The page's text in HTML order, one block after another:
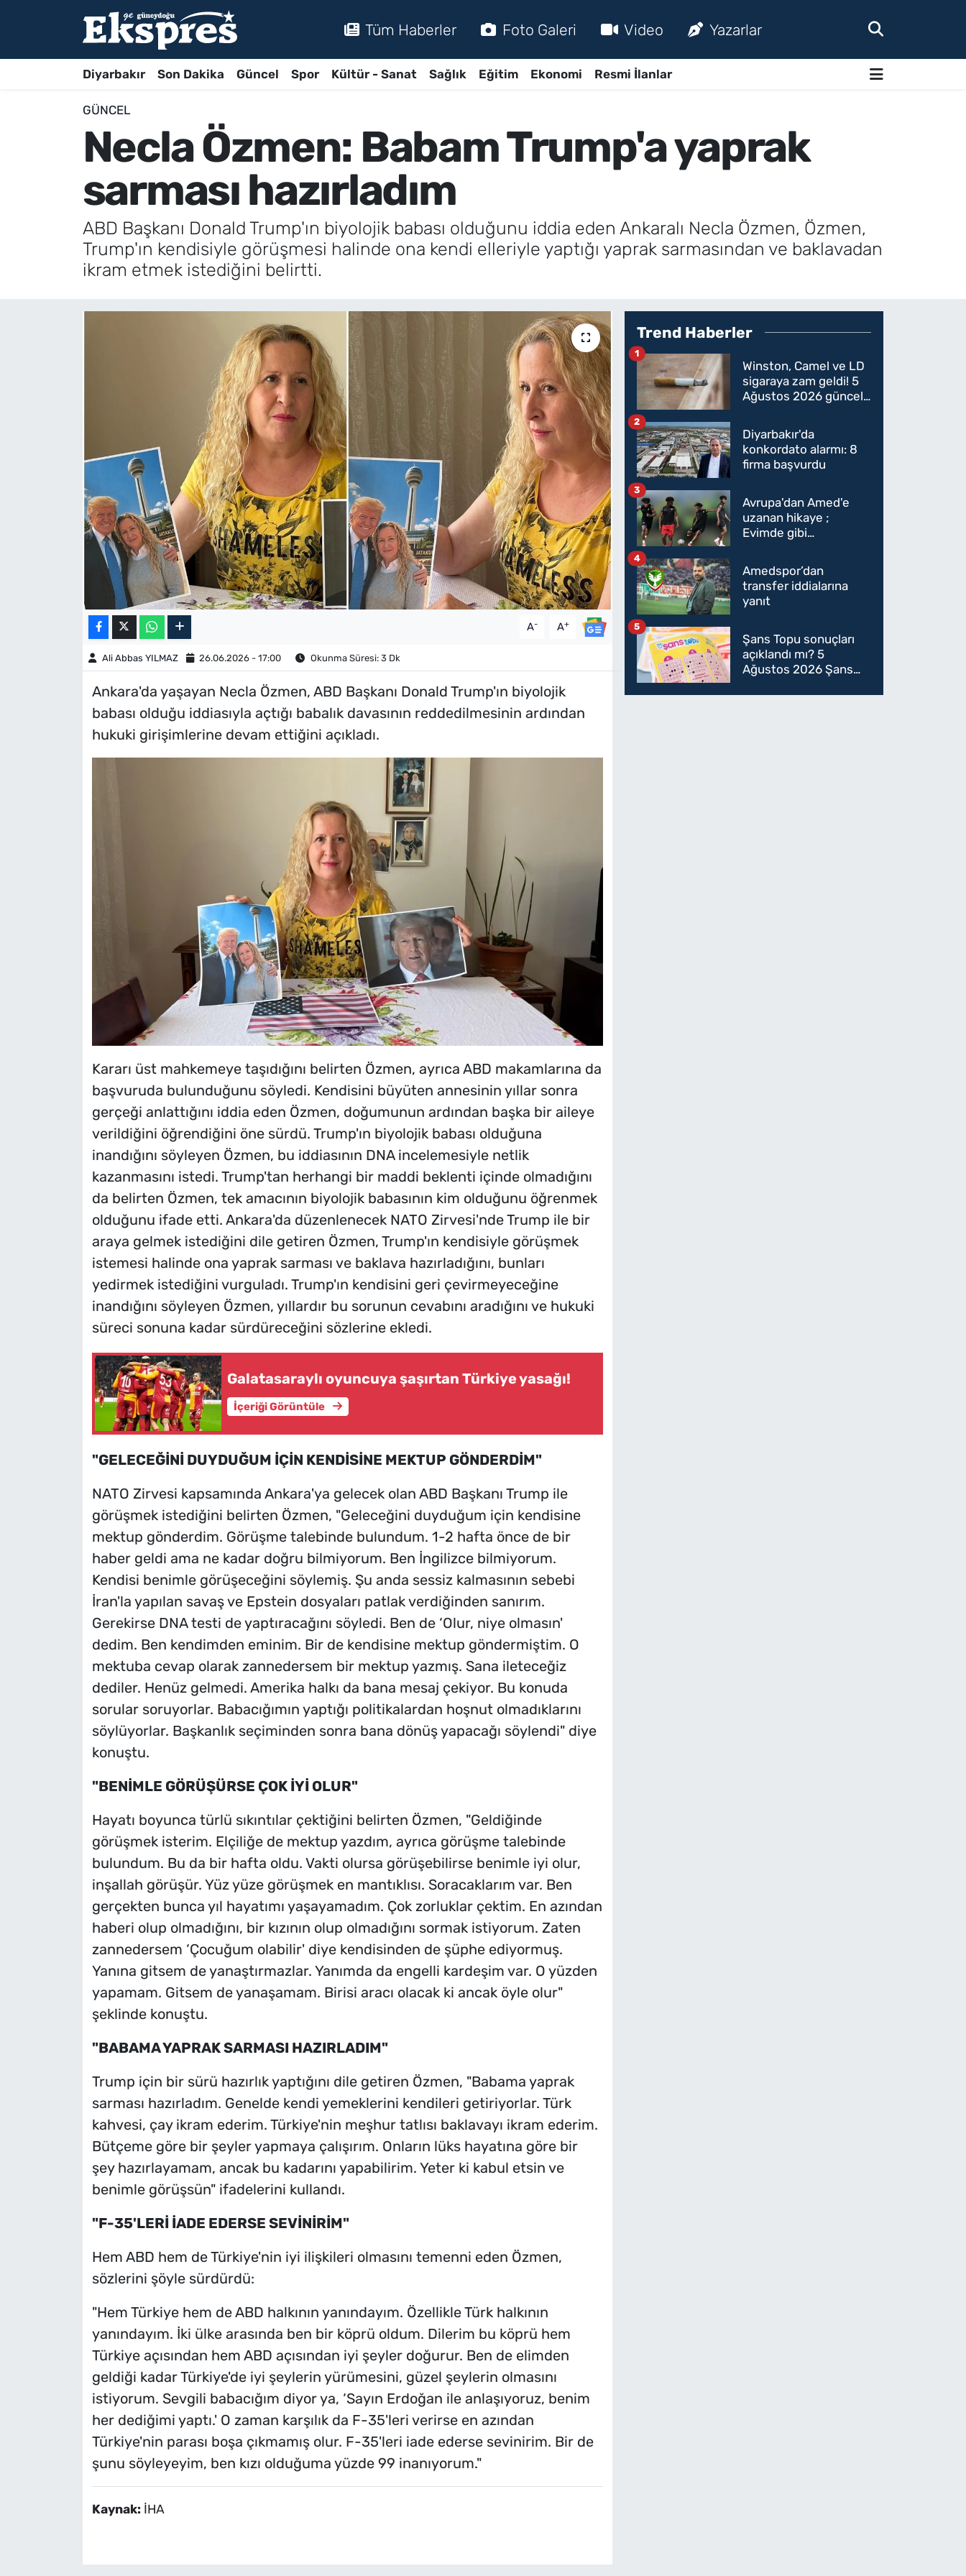
Tüm Haberler Foto Galeri Video Yazarlar
Diyarbakır Son Dakika Güncel Spor Kültür - Sanat Sağlık Eğitim Ekonomi Resmi İlanlar
GÜNCEL
Necla Özmen: Babam Trump'a yaprak
sarması hazırladım
ABD Başkanı Donald Trump'ın biyolojik babası olduğunu iddia eden Ankaralı Necla Özmen, Özmen,
Trump'ın kendisiyle görüşmesi halinde ona kendi elleriyle yaptığı yaprak sarmasından ve baklavadan
ikram etmek istediğini belirtti.
A- A+
Ali Abbas YILMAZ 26.06.2026 - 17:00 Okunma Süresi: 3 Dk
Ankara'da yaşayan Necla Özmen, ABD Başkanı Donald Trump'ın biyolojik
babası olduğu iddiasıyla açtığı babalık davasının reddedilmesinin ardından
hukuki girişimlerine devam ettiğini açıkladı.
Kararı üst mahkemeye taşıdığını belirten Özmen, ayrıca ABD makamlarına da
başvuruda bulunduğunu söyledi. Kendisini büyüten annesinin yıllar sonra
gerçeği anlattığını iddia eden Özmen, doğumunun ardından başka bir aileye
verildiğini öğrendiğini öne sürdü. Trump'ın biyolojik babası olduğuna
inandığını söyleyen Özmen, bu iddiasının DNA incelemesiyle netlik
kazanmasını istedi. Trump'tan herhangi bir maddi beklenti içinde olmadığını
da belirten Özmen, tek amacının biyolojik babasının kim olduğunu öğrenmek
olduğunu ifade etti. Ankara'da düzenlenecek NATO Zirvesi'nde Trump ile bir
araya gelmek istediğini dile getiren Özmen, Trump'ın kendisiyle görüşmek
istemesi halinde ona yaprak sarması ve baklava hazırladığını, bunları
yedirmek istediğini vurguladı. Trump'ın kendisini geri çevirmeyeceğine
inandığını söyleyen Özmen, yıllardır bu sorunun cevabını aradığını ve hukuki
süreci sonuna kadar sürdüreceğini sözlerine ekledi.
Galatasaraylı oyuncuya şaşırtan Türkiye yasağı!
İçeriği Görüntüle
"GELECEĞİNİ DUYDUĞUM İÇİN KENDİSİNE MEKTUP GÖNDERDİM"
NATO Zirvesi kapsamında Ankara'ya gelecek olan ABD Başkanı Trump ile
görüşmek istediğini belirten Özmen, "Geleceğini duyduğum için kendisine
mektup gönderdim. Görüşme talebinde bulundum. 1-2 hafta önce de bir
haber geldi ama ne kadar doğru bilmiyorum. Ben İngilizce bilmiyorum.
Kendisi benimle görüşeceğini söylemiş. Şu anda sessiz kalmasının sebebi
İran'la yapılan savaş ve Epstein dosyaları patlak verdiğinden sanırım.
Gerekirse DNA testi de yaptıracağını söyledi. Ben de ‘Olur, niye olmasın'
dedim. Ben kendimden eminim. Bir de kendisine mektup göndermiştim. O
mektuba cevap olarak zannedersem bir mektup yazmış. Sana ileteceğiz
dediler. Henüz gelmedi. Amerika halkı da bana mesaj çekiyor. Bu konuda
sorular soruyorlar. Babacığımın yaptığı politikalardan hoşnut olmadıklarını
söylüyorlar. Başkanlık seçiminden sonra bana dönüş yapacağı söylendi" diye
konuştu.
"BENİMLE GÖRÜŞÜRSE ÇOK İYİ OLUR"
Hayatı boyunca türlü sıkıntılar çektiğini belirten Özmen, "Geldiğinde
görüşmek isterim. Elçiliğe de mektup yazdım, ayrıca görüşme talebinde
bulundum. Bu da bir hafta oldu. Vakti olursa görüşebilirse benimle iyi olur,
inşallah görüşür. Yüz yüze görüşmek en mantıklısı. Soracaklarım var. Ben
gerçekten bunca yıl hayatımı yaşayamadım. Çok zorluklar çektim. En azından
haberi olup olmadığını, bir kızının olup olmadığını sormak istiyorum. Zaten
zannedersem ‘Çocuğum olabilir' diye kendisinden de şüphe ediyormuş.
Yanına gitsem de yanaştırmazlar. Yanımda da engelli kardeşim var. O yüzden
yapamam. Gitsem de yanaşamam. Birisi aracı olacak ki ancak öyle olur"
şeklinde konuştu.
"BABAMA YAPRAK SARMASI HAZIRLADIM"
Trump için bir sürü hazırlık yaptığını dile getiren Özmen, "Babama yaprak
sarması hazırladım. Genelde kendi yemeklerini kendileri getiriyorlar. Türk
kahvesi, çay ikram ederim. Türkiye'nin meşhur tatlısı baklavayı ikram ederim.
Bütçeme göre bir şeyler yapmaya çalışırım. Onların lüks hayatına göre bir
şey hazırlayamam, ancak bu kadarını yapabilirim. Yeter ki kabul etsin ve
benimle görüşsün" ifadelerini kullandı.
"F-35'LERİ İADE EDERSE SEVİNİRİM"
Hem ABD hem de Türkiye'nin iyi ilişkileri olmasını temenni eden Özmen,
sözlerini şöyle sürdürdü:
"Hem Türkiye hem de ABD halkının yanındayım. Özellikle Türk halkının
yanındayım. İki ülke arasında ben bir köprü oldum. Dilerim bu köprü hem
Türkiye açısından hem ABD açısından iyi şeyler doğurur. Ben de elimden
geldiği kadar Türkiye'de iyi şeylerin yürümesini, güzel şeylerin olmasını
istiyorum. Sevgili babacığım diyor ya, ‘Sayın Erdoğan ile anlaşıyoruz, benim
her dediğimi yaptı.' O zaman karşılık da F-35'leri verirse en azından
Türkiye'nin parası boşa çıkmamış olur. F-35'leri iade ederse sevinirim. Bir de
şunu söyleyeyim, ben kızı olduğuma yüzde 99 inanıyorum."
Kaynak: İHA
Trend Haberler
Winston, Camel ve LD
sigaraya zam geldi! 5
Ağustos 2026 güncel
oldu
1
Diyarbakır'da
konkordato alarmı: 8
firma başvurdu
2
Avrupa'dan Amed'e
uzanan hikaye ;
Evimde gibi
3
Amedspor’dan
transfer iddialarına
yanıt
4
Şans Topu sonuçları
açıklandı mı? 5
Ağustos 2026 Şans
Ağustos Şans topu
5